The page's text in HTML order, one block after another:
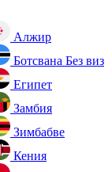
Алжир
Ботсвана Без виз
Египет
Замбия
Зимбабве
Кения